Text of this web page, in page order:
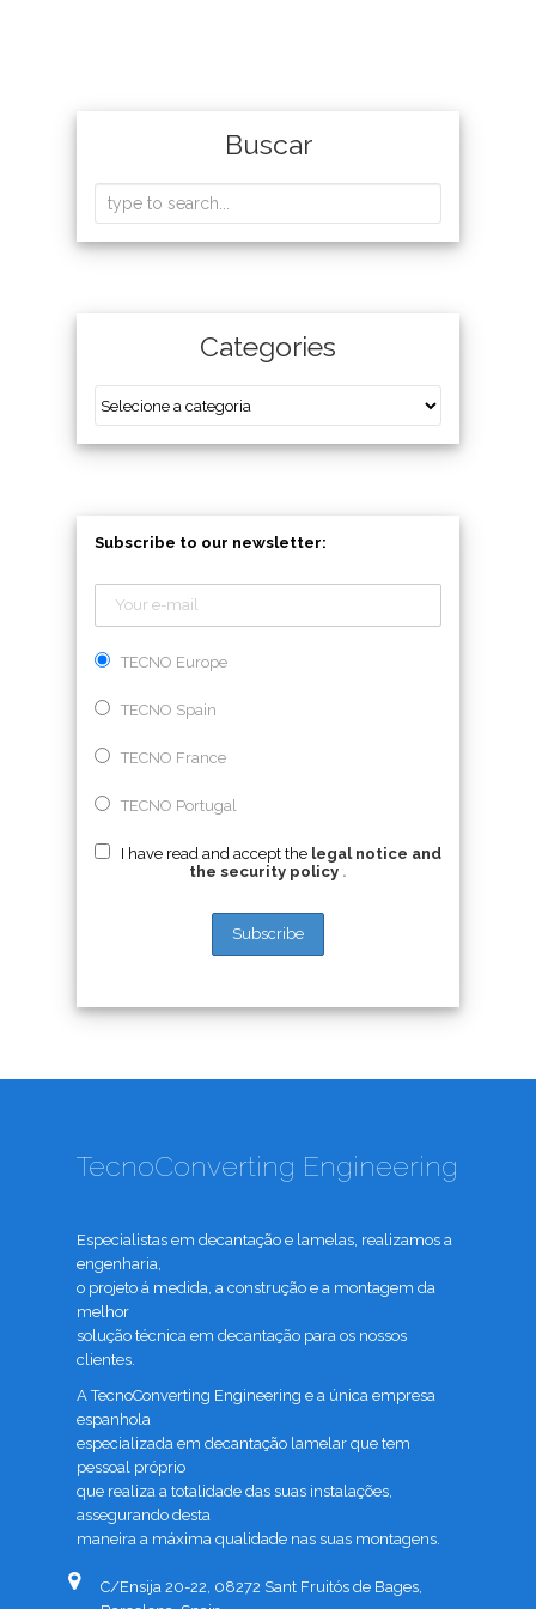
Buscar
Categories
Subscribe to our newsletter:
TECNO Europe
TECNO Spain
TECNO France
TECNO Portugal
I have read and accept the legal notice and
the security policy .
TecnoConverting Engineering
Especialistas em decantação e lamelas, realizamos a
engenharia,
o projeto á medida, a construção e a montagem da
melhor
solução técnica em decantação para os nossos
clientes.
A TecnoConverting Engineering e a única empresa
espanhola
especializada em decantação lamelar que tem
pessoal próprio
que realiza a totalidade das suas instalações,
assegurando desta
maneira a máxima qualidade nas suas montagens.
C/Ensija 20-22, 08272 Sant Fruitós de Bages,